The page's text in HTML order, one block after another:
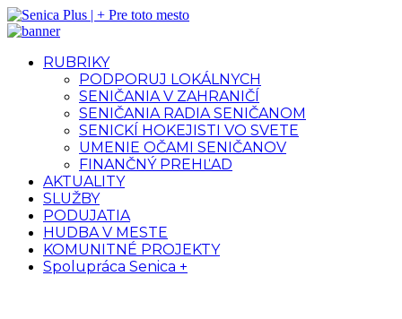
RUBRIKY
PODPORUJ LOKÁLNYCH
SENIČANIA V ZAHRANIČÍ
SENIČANIA RADIA SENIČANOM
SENICKÍ HOKEJISTI VO SVETE
UMENIE OČAMI SENIČANOV
FINANČNÝ PREHĽAD
AKTUALITY
SLUŽBY
PODUJATIA
HUDBA V MESTE
KOMUNITNÉ PROJEKTY
Spolupráca Senica +